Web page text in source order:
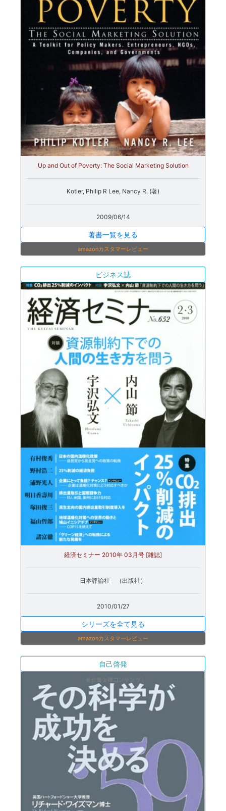
Up and Out of Poverty: The Social Marketing Solution
Kotler, Philip R Lee, Nancy R. (著)
2009/06/14
著書一覧を見る
amazonカスタマーレビュー
ビジネス誌
経済セミナー 2010年 03月号 [雑誌]
日本評論社 （出版社）
2010/01/27
シリーズを全て見る
amazonカスタマーレビュー
自己啓発